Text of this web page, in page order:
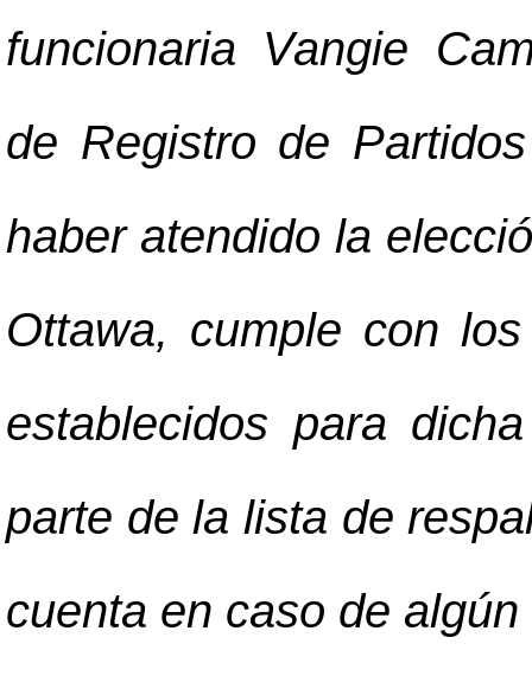
funcionaria Vangie
de Registro de
haber atendido la
Ottawa, cumple con
establecidos para
parte de la lista de
cuenta en caso de